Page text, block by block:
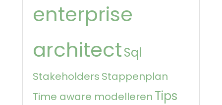
enterprise
architectSql
Stakeholders Stappenplan
Time aware modelleren Tips